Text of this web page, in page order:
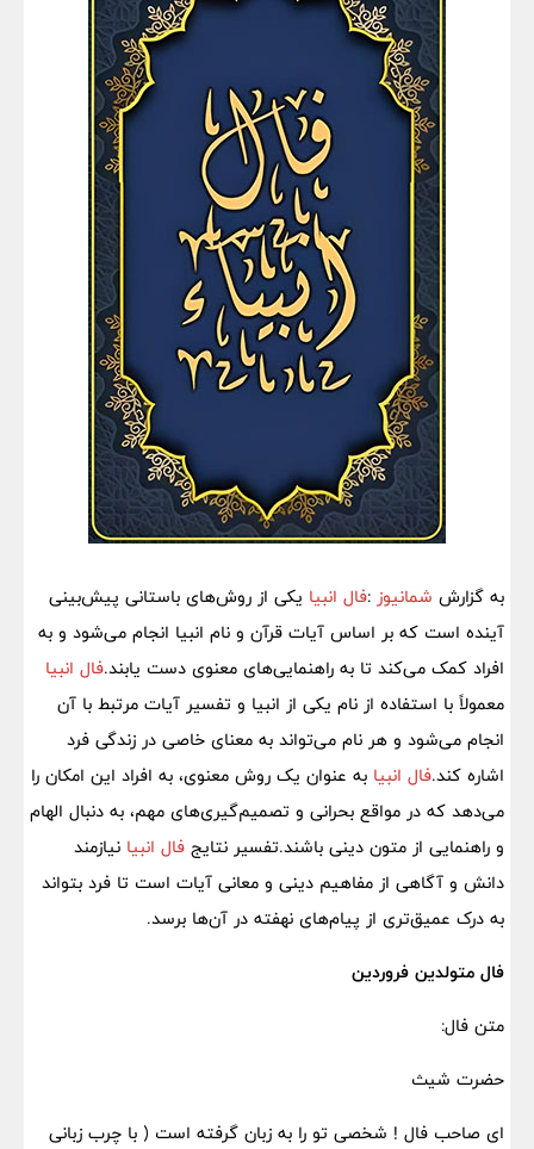
به گزارش شمانیوز :فال انبیا یکی از روش‌های باستانی پیش‌بینی
آینده است که بر اساس آیات قرآن و نام انبیا انجام می‌شود و به
افراد کمک می‌کند تا به راهنمایی‌های معنوی دست یابند.فال انبیا
معمولاً با استفاده از نام یکی از انبیا و تفسیر آیات مرتبط با آن
انجام می‌شود و هر نام می‌تواند به معنای خاصی در زندگی فرد
اشاره کند.فال انبیا به عنوان یک روش معنوی، به افراد این امکان را
می‌دهد که در مواقع بحرانی و تصمیم‌گیری‌های مهم، به دنبال الهام
و راهنمایی از متون دینی باشند.تفسیر نتایج فال انبیا نیازمند
دانش و آگاهی از مفاهیم دینی و معانی آیات است تا فرد بتواند
به درک عمیق‌تری از پیام‌های نهفته در آن‌ها برسد.
فال متولدین فروردین
متن فال:
حضرت شیث
ای صاحب فال ! شخصی تو را به زبان گرفته است ( با چرب زبانی